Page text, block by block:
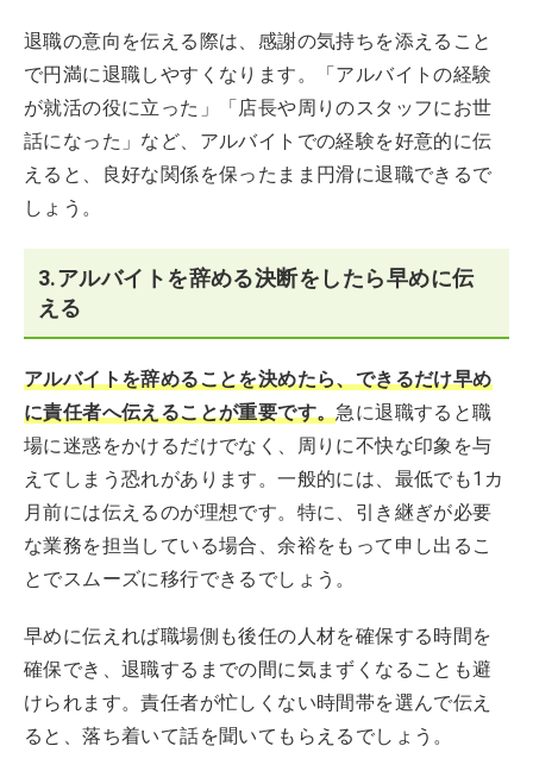
退職の意向を伝える際は、感謝の気持ちを添えること
で円満に退職しやすくなります。「アルバイトの経験
が就活の役に立った」「店長や周りのスタッフにお世
話になった」など、アルバイトでの経験を好意的に伝
えると、良好な関係を保ったまま円滑に退職できるで
しょう。
3.アルバイトを辞める決断をしたら早めに伝
える
アルバイトを辞めることを決めたら、できるだけ早め
に責任者へ伝えることが重要です。急に退職すると職
場に迷惑をかけるだけでなく、周りに不快な印象を与
えてしまう恐れがあります。一般的には、最低でも1カ
月前には伝えるのが理想です。特に、引き継ぎが必要
な業務を担当している場合、余裕をもって申し出るこ
とでスムーズに移行できるでしょう。
早めに伝えれば職場側も後任の人材を確保する時間を
確保でき、退職するまでの間に気まずくなることも避
けられます。責任者が忙しくない時間帯を選んで伝え
ると、落ち着いて話を聞いてもらえるでしょう。